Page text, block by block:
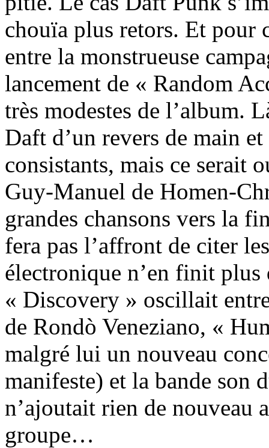
chouïa plus retors. Et pour
entre la monstrueuse
lancement de « Random
très modestes de l’album.
Daft d’un revers de main
consistants, mais ce serait
Guy-Manuel de Homen-
grandes chansons vers la
fera pas l’affront de citer
électronique n’en finit plus
« Discovery » oscillait
de Rondò Veneziano, «
malgré lui un nouveau
manifeste) et la bande son
n’ajoutait rien de nouveau
groupe…